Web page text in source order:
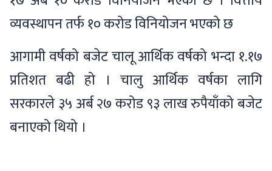
व्यवस्थापन तर्फ १० करोड विनियोजन भएको छ
आगामी वर्षको बजेट चालू आर्थिक वर्षको भन्दा १.१७
प्रतिशत बढी हो । चालु आर्थिक वर्षका लागि
सरकारले ३५ अर्ब २७ करोड ९३ लाख रुपैयाँको बजेट
बनाएको थियो ।